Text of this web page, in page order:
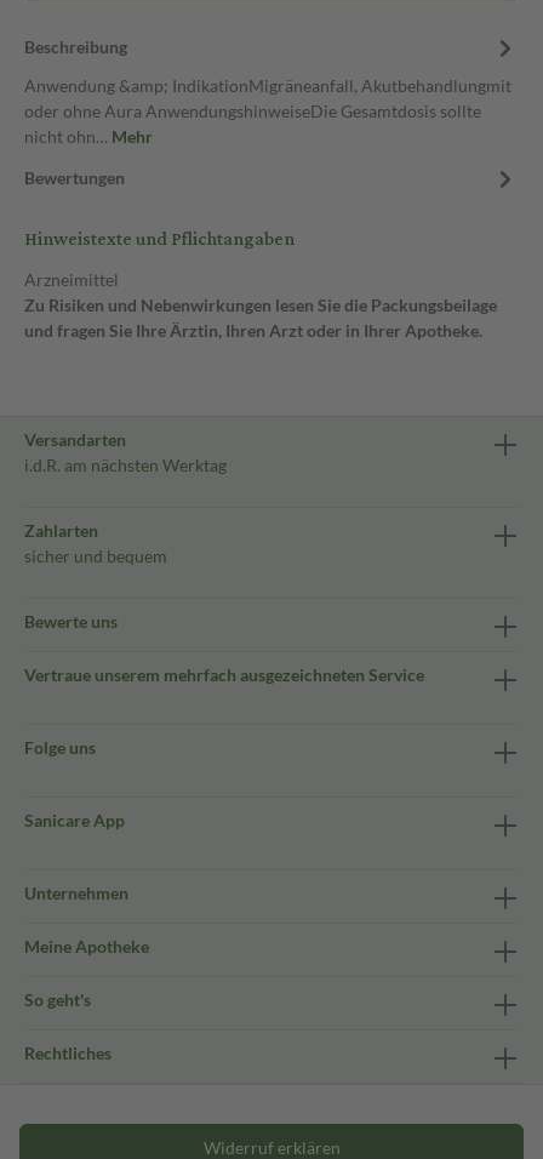
Beschreibung
Anwendung &amp; IndikationMigräneanfall, Akutbehandlungmit
oder ohne Aura AnwendungshinweiseDie Gesamtdosis sollte
nicht ohn… Mehr
Bewertungen
Hinweistexte und Pflichtangaben
Arzneimittel
Zu Risiken und Nebenwirkungen lesen Sie die Packungsbeilage
und fragen Sie Ihre Ärztin, Ihren Arzt oder in Ihrer Apotheke.
Versandarten
i.d.R. am nächsten Werktag
Zahlarten
sicher und bequem
Bewerte uns
Vertraue unserem mehrfach ausgezeichneten Service
Folge uns
Sanicare App
Unternehmen
Meine Apotheke
So geht's
Rechtliches
Widerruf erklären